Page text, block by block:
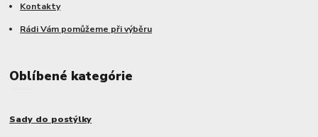
Kontakty
Rádi Vám pomůžeme při výběru
Oblíbené kategórie
Sady do postýlky